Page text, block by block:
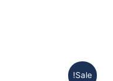
Sale!